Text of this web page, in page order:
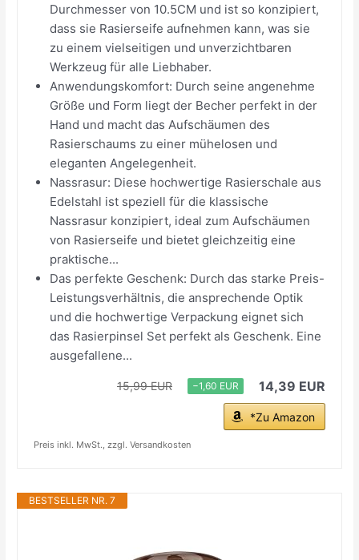
Durchmesser von 10.5CM und ist so konzipiert,
dass sie Rasierseife aufnehmen kann, was sie
zu einem vielseitigen und unverzichtbaren
Werkzeug für alle Liebhaber.
Anwendungskomfort: Durch seine angenehme
Größe und Form liegt der Becher perfekt in der
Hand und macht das Aufschäumen des
Rasierschaums zu einer mühelosen und
eleganten Angelegenheit.
Nassrasur: Diese hochwertige Rasierschale aus
Edelstahl ist speziell für die klassische
Nassrasur konzipiert, ideal zum Aufschäumen
von Rasierseife und bietet gleichzeitig eine
praktische...
Das perfekte Geschenk: Durch das starke Preis-
Leistungsverhältnis, die ansprechende Optik
und die hochwertige Verpackung eignet sich
das Rasierpinsel Set perfekt als Geschenk. Eine
ausgefallene...
15,99 EUR −1,60 EUR 14,39 EUR
*Zu Amazon
Preis inkl. MwSt., zzgl. Versandkosten
BESTSELLER NR. 7